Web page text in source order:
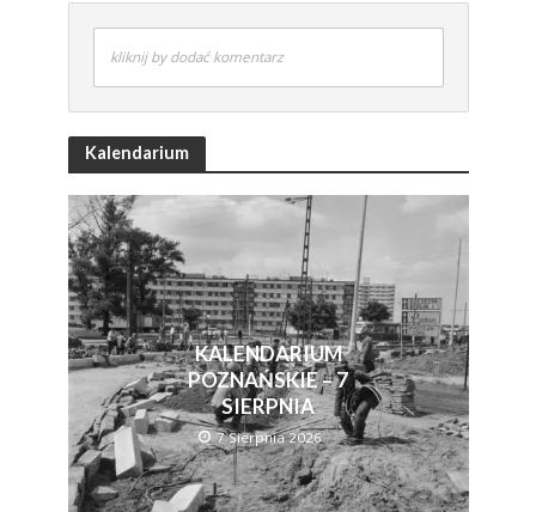
kliknij by dodać komentarz
Kalendarium
KALENDARIUM
POZNAŃSKIE – 7
SIERPNIA
7 Sierpnia 2026